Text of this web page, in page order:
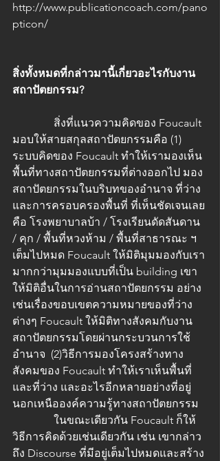
http://www.publicationcoach.com/pano
pticon/
สิ่งทั้งหมดที่กล่าวมานี้เกี่ยวอะไรกับงาน
สถาปัตยกรรม?
มอบให้สายสกุลสถาปัตยกรรมคือ (1)
ระบบคิดของ Foucault ทำให้เรามองเห็น
พื้นที่ทางสถาปัตยกรรมที่ต่างออกไป มอง
สถาปัตยกรรมในบริบทของอำนาจ ที่ว่าง
และการครอบครองพื้นที่ ที่เห็นชัดเจนเลย
คือ โรงพยาบาลบ้า / โรงเรียนดัดสันดาน
/ คุก / พื้นที่หวงห้าม / พื้นที่สาธารณะ ฯ
เต็มไปหมด Foucault ให้มิติมุมมองกับเรา
มากกว่ามุมมองแบบที่เป็น building เขา
ให้มิติอื่นในการอ่านสถาปัตยกรรม อย่าง
เช่นเรื่องขอบเขตความหมายของที่ว่าง
ต่างๆ Foucault ให้มิติทางสังคมกับงาน
สถาปัตยกรรมโดยผ่านกระบวนการใช้
อำนาจ  (2)วิธีการมองโครงสร้างทาง
สังคมของ Foucault ทำให้เราเห็นพื้นที่
และที่ว่าง และอะไรอีกหลายอย่างที่อยู่
นอกเหนือองค์ความรู้ทางสถาปัตยกรรม
วิธีการคิดด้วยเช่นเดียวกัน เช่น เขากล่าว
ถึง Discourse ที่มีอยู่เต็มไปหมดและสร้าง